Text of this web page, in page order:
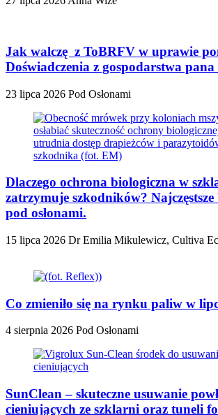
Jak walczę z ToBRFV w uprawie
Doświadczenia z gospodarstwa
23 lipca 2026 Pod Osłonami
Dlaczego ochrona biologiczna w
zatrzymuje szkodników?
pod osłonami.
15 lipca 2026 Dr Emilia Mikulewicz, Cultiva
Co zmieniło się na rynku paliw w
4 sierpnia 2026 Pod Osłonami
SunClean – skuteczne usuwanie
cieniujących ze szklarni oraz tuneli